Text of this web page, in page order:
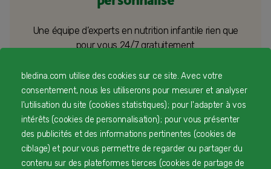
Une équipe d’experts en nutrition infantile rien que
pour vous 24/7 gratuitement
1
Service et appel gratuits en France hors collectivités
d'Outre-Mer​
2du lundi au vendredi de 9h à 19h et samedi de 9h à 18h
bledina.com utilise des cookies sur ce site. Avec votre
consentement, nous les utiliserons pour mesurer et analyser
l'utilisation du site (cookies statistiques) ; pour l'adapter à vos
intérêts (cookies de personnalisation) ; pour vous présenter
des publicités et des informations pertinentes (cookies de
ciblage) et pour vous permettre de regarder ou partager du
contenu sur des plateformes tierces (cookies de partage de